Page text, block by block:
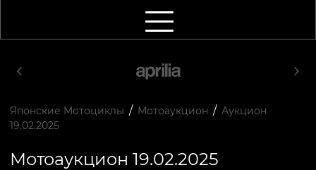
Японские Мотоциклы / Мотоаукцион / Аукцион
19.02.2025
Мотоаукцион 19.02.2025